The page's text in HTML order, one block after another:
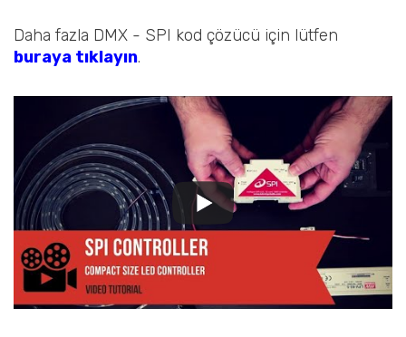
Daha fazla DMX - SPI kod çözücü için lütfen
buraya tıklayın.